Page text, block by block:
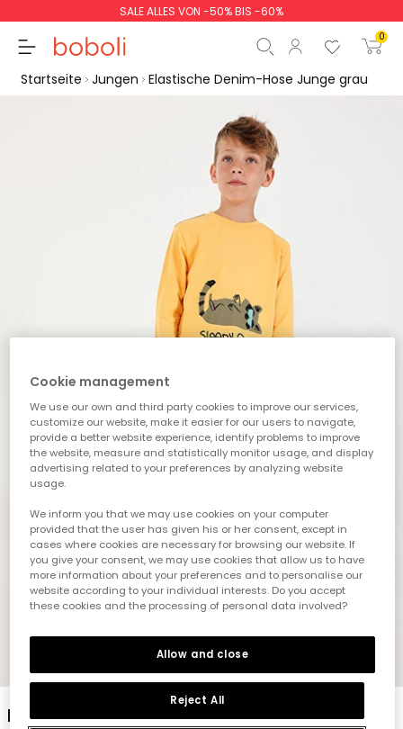
SALE ALLES VON -50% BIS -60%
0
Start der Bestellung
Startseite Jungen Elastische Denim-Hose Junge grau
Elastische Denim-Hose Junge grau
Cookie management
We use our own and third party cookies to improve our services,
customize our website, make it easier for our users to navigate,
provide a better website experience, identify problems to improve
the website, measure and statistically monitor usage, and display
advertising related to your preferences by analyzing website
usage.
We inform you that we may use cookies on your computer
provided that the user has given his or her consent, except in
cases where cookies are necessary for browsing our website. If
you give your consent, we may use cookies that allow us to have
more information about your preferences and to personalise our
website according to your individual interests. Do you accept
these cookies and the processing of personal data involved?
Reject All
Allow and close